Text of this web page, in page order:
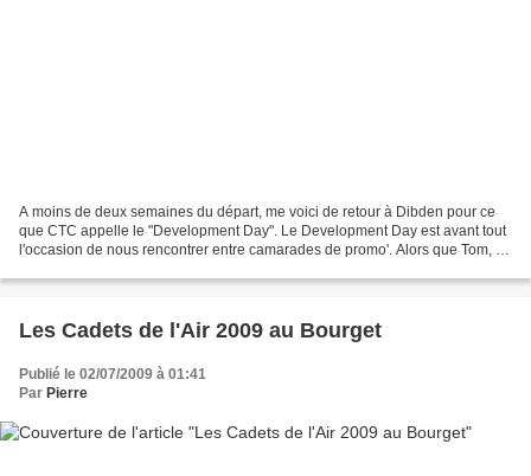
A moins de deux semaines du départ, me voici de retour à Dibden pour ce
que CTC appelle le "Development Day". Le Development Day est avant tout
l'occasion de nous rencontrer entre camarades de promo'. Alors que Tom, un
Les Cadets de l'Air 2009 au Bourget
Publié le 02/07/2009 à 01:41
Par Pierre